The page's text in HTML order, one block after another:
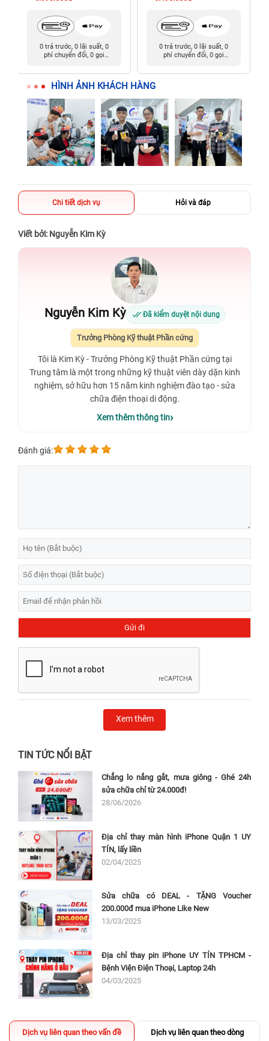
0 trả trước, 0 lãi suất, 0
phí chuyển đổi, 0 gọi
0 trả trước, 0 lãi suất, 0
phí chuyển đổi, 0 gọi
HÌNH ẢNH KHÁCH HÀNG
Chi tiết dịch vụ Hỏi và đáp
Viết bởi: Nguyễn Kim Kỳ
Nguyễn Kim Kỳ Đã kiểm duyệt nội dung
Trưởng Phòng Kỹ thuật Phần cứng
Tôi là Kim Kỳ - Trưởng Phòng Kỹ thuật Phần cứng tại
Trung tâm là một trong những kỹ thuật viên dày dặn kinh
nghiệm, sở hữu hơn 15 năm kinh nghiệm đào tạo - sửa
chữa điện thoại di động.
Xem thêm thông tin
Đánh giá:
Xem thêm
TIN TỨC NỔI BẬT
Chẳng lo nắng gắt, mưa giông - Ghé 24h
sửa chữa chỉ từ 24.000đ!
28/06/2026
Địa chỉ thay màn hình iPhone Quận 1 UY
TÍN, lấy liền
02/04/2025
Sửa chữa có DEAL - TẶNG Voucher
200.000đ mua iPhone Like New
13/03/2025
Địa chỉ thay pin iPhone UY TÍN TPHCM -
Bệnh Viện Điện Thoại, Laptop 24h
04/03/2025
Dịch vụ liên quan theo vấn đề Dịch vụ liên quan theo dòng